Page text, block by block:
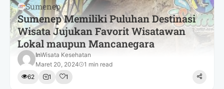
Sumenep
Sumenep Memiliki Puluhan Destinasi
Wisata Jujukan Favorit Wisatawan
Lokal maupun Mancanegara
InWisata Kesehatan
Maret 20, 2024
1 min read
62
1 1